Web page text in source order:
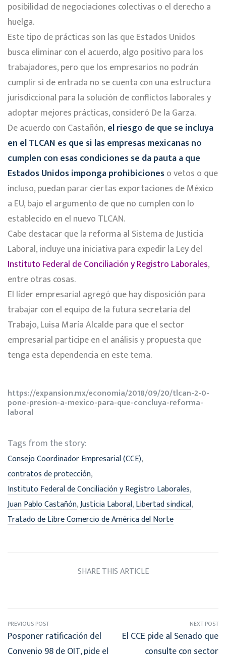
posibilidad de negociaciones colectivas o el derecho a
huelga.
Este tipo de prácticas son las que Estados Unidos
busca eliminar con el acuerdo, algo positivo para los
trabajadores, pero que los empresarios no podrán
cumplir si de entrada no se cuenta con una estructura
jurisdiccional para la solución de conflictos laborales y
adoptar mejores prácticas, consideró De la Garza.
De acuerdo con Castañón, el riesgo de que se incluya
en el TLCAN es que si las empresas mexicanas no
cumplen con esas condiciones se da pauta a que
Estados Unidos imponga prohibicioneso vetos o que
incluso, puedan parar ciertas exportaciones de México
a EU, bajo el argumento de que no cumplen con lo
establecido en el nuevo TLCAN.
Cabe destacar que la reforma al Sistema de Justicia
Laboral, incluye una iniciativa para expedir la Ley del
Instituto Federal de Conciliación y Registro Laborales,
entre otras cosas.
El líder empresarial agregó que hay disposición para
trabajar con el equipo de la futura secretaria del
Trabajo, Luisa María Alcalde para que el sector
empresarial participe en el análisis y propuesta que
tenga esta dependencia en este tema.
https://expansion.mx/economia/2018/09/20/tlcan-2-0-
pone-presion-a-mexico-para-que-concluya-reforma-
laboral
Tags from the story:
Consejo Coordinador Empresarial (CCE),
contratos de protección,
Instituto Federal de Conciliación y Registro Laborales,
Juan Pablo Castañón,Justicia Laboral,Libertad sindical,
Tratado de Libre Comercio de América del Norte
SHARE THIS ARTICLE
PREVIOUS POST
Posponer ratificación del
Convenio 98 de OIT, pide el
NEXT POST
El CCE pide al Senado que
consulte con sector